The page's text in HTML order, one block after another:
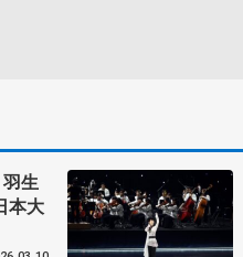
生
本大